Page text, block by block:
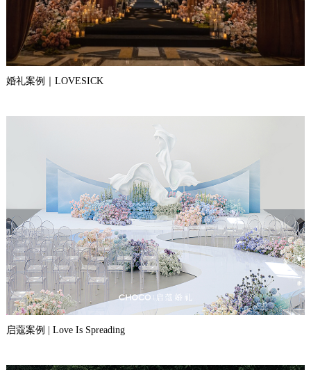
婚礼案例｜LOVESICK
启蔻案例 | Love Is Spreading